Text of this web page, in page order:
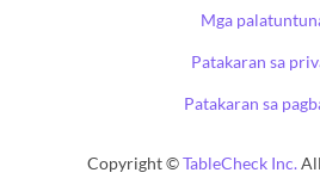
Mga
Patakaran sa
Patakaran sa
Copyright ©TableCheck Inc.